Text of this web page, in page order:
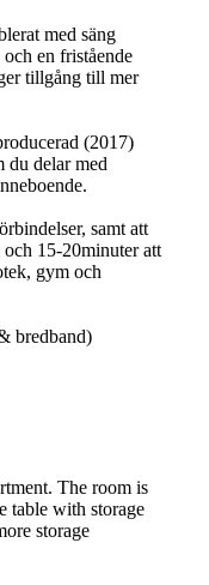
med säng
en fristående
tillgång till mer
(2017)
du delar med
samt att
15-20minuter att
gym och
bredband)
The room is
table with storage
storage